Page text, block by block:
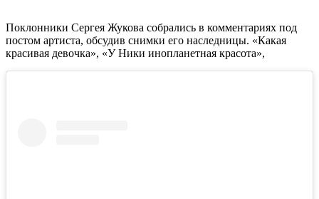
Поклонники Сергея Жукова собрались в комментариях под
постом артиста, обсудив снимки его наследницы. «Какая
красивая девочка», «У Ники инопланетная красота»,